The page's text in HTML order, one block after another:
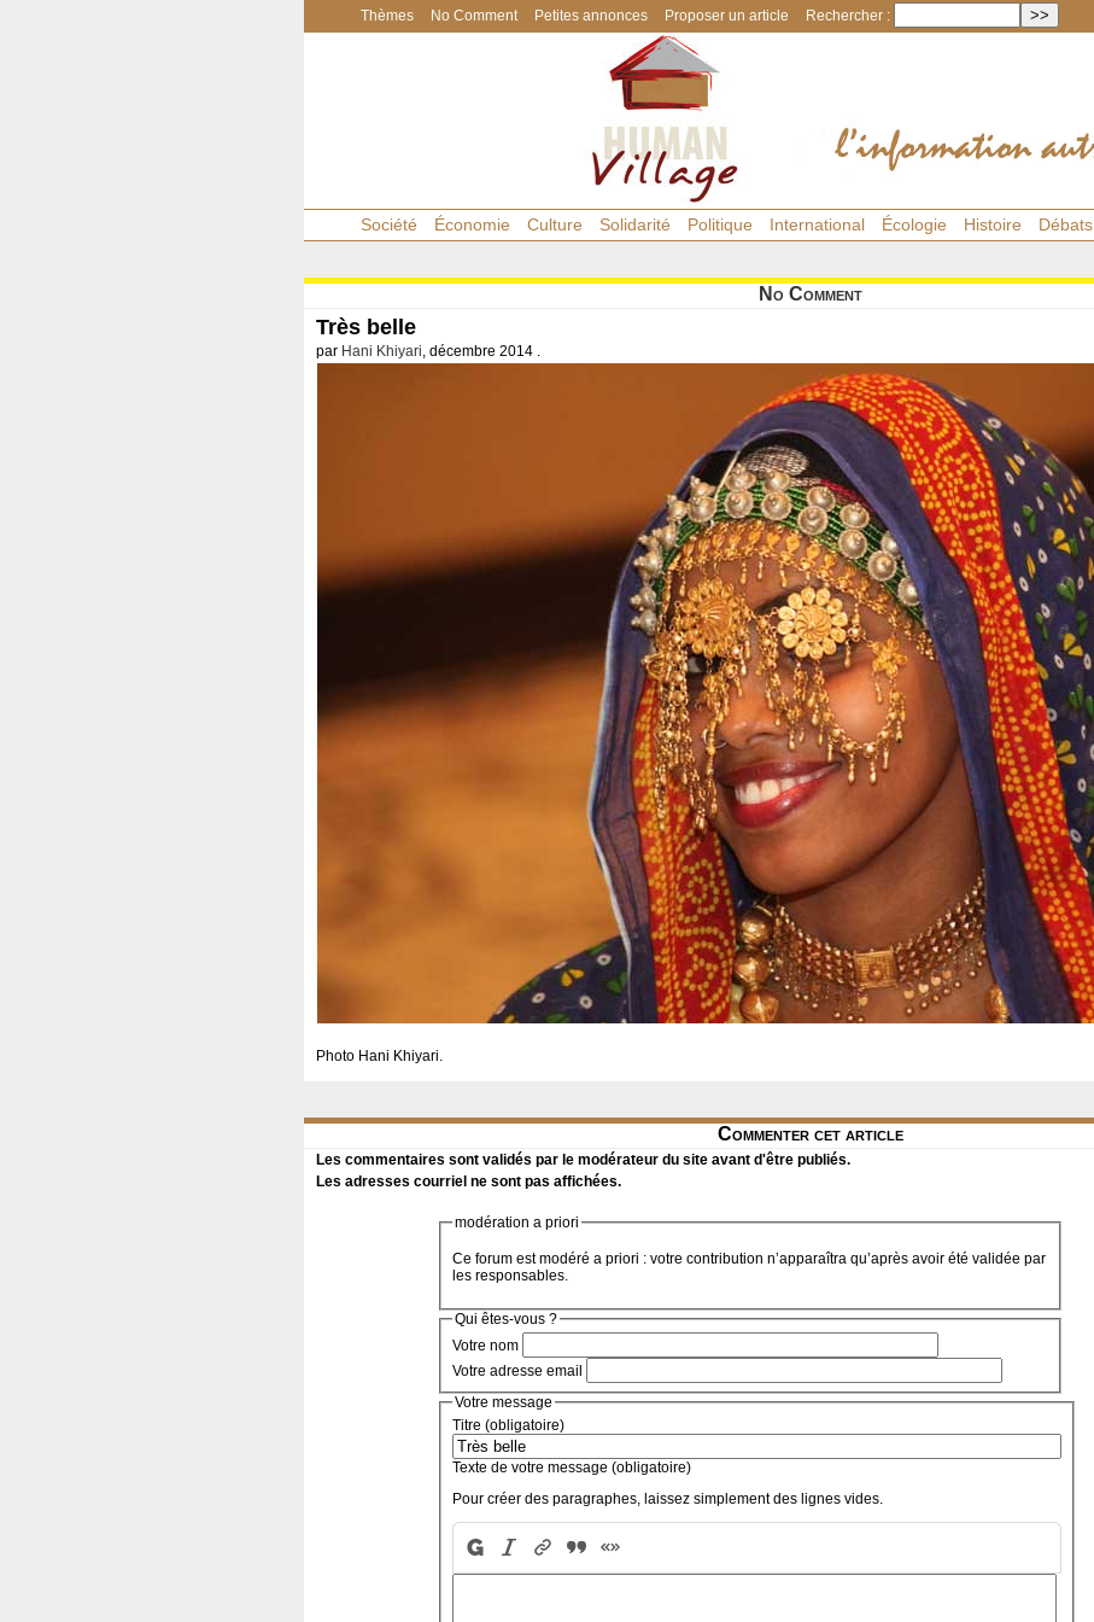
Thèmes No Comment Petites annonces Proposer un article Rechercher :
Société Économie Culture Solidarité Politique International Écologie Histoire Débats
No Comment
Très belle
par Hani Khiyari, décembre 2014 .
Photo Hani Khiyari.
Commenter cet article
Les commentaires sont validés par le modérateur du site avant d'être publiés.
Les adresses courriel ne sont pas affichées.
modération a priori
Ce forum est modéré a priori : votre contribution n’apparaîtra qu’après avoir été validée par
les responsables.
Qui êtes-vous ?
Votre nom
Votre adresse email
Votre message
Titre (obligatoire)
Texte de votre message (obligatoire)
Pour créer des paragraphes, laissez simplement des lignes vides.